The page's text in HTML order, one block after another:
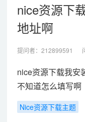
nice资源下
地址啊
提问者： 212899591
nice资源下载我安
不知道怎么填写啊
Nice资源下载主题